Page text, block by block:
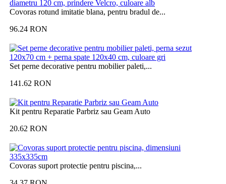
Covoras rotund imitatie blana, pentru bradul de...
96.24 RON
Set perne decorative pentru mobilier paleti,...
141.62 RON
Kit pentru Reparatie Parbriz sau Geam Auto
20.62 RON
Covoras suport protectie pentru piscina,...